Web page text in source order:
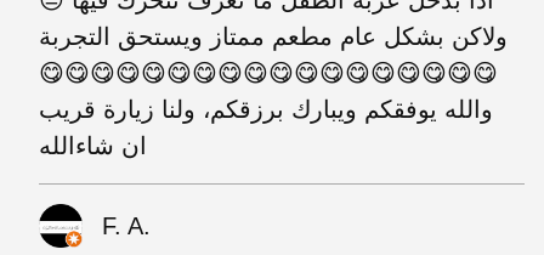
ولاكن بشكل عام مطعم ممتاز ويستحق التجربة
😋😋😋😋😋😋😋😋😋😋😋😋😋😋😋😋😋😋
والله يوفقكم ويبارك برزقكم، ولنا زيارة قريب
ان شاءالله
F. A.